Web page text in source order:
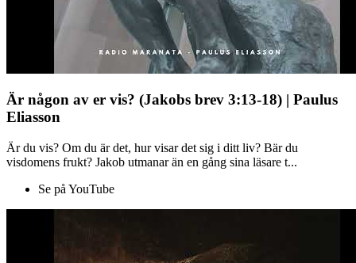
Är någon av er vis? (Jakobs brev 3:13-18) | Paulus
Eliasson
Är du vis? Om du är det, hur visar det sig i ditt liv? Bär du
visdomens frukt? Jakob utmanar än en gång sina läsare t...
Se på YouTube